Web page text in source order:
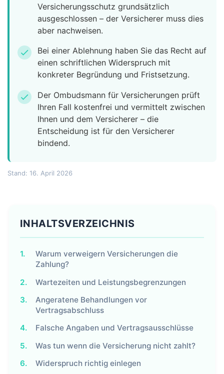
Versicherungsschutz grundsätzlich
ausgeschlossen – der Versicherer muss dies
aber nachweisen.
check
Bei einer Ablehnung haben Sie das Recht auf
einen schriftlichen Widerspruch mit
konkreter Begründung und Fristsetzung.
check
Der Ombudsmann für Versicherungen prüft
Ihren Fall kostenfrei und vermittelt zwischen
Ihnen und dem Versicherer – die
Entscheidung ist für den Versicherer
bindend.
Stand: 16. April 2026
INHALTSVERZEICHNIS
1.
Warum verweigern Versicherungen die
Zahlung?
2.
Wartezeiten und Leistungsbegrenzungen
3.
Angeratene Behandlungen vor
Vertragsabschluss
4.
Falsche Angaben und Vertragsausschlüsse
5.
Was tun wenn die Versicherung nicht zahlt?
6.
Widerspruch richtig einlegen